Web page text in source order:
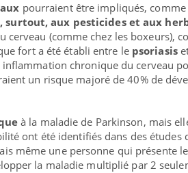
pourraient être impliqués,
surtout, aux pesticides et aux
cerveau (comme chez les boxeurs),
fort a été établi entre le psoriasis
chronique du cerveau
un risque majoré de 40% de
à la maladie de Parkinson, mais
ont été identifiés dans des études
même une personne qui présente
la maladie multiplié par 2